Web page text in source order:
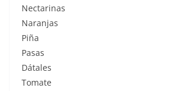
Nectarinas
Naranjas
Piña
Pasas
Dátales
Tomate